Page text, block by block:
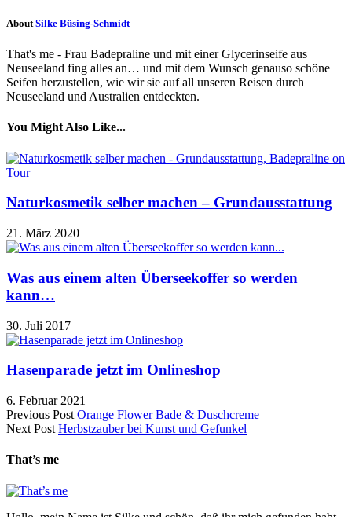
About Silke Büsing-Schmidt
That's me - Frau Badepraline und mit einer Glycerinseife aus
Neuseeland fing alles an… und mit dem Wunsch genauso schöne
Seifen herzustellen, wie wir sie auf all unseren Reisen durch
Neuseeland und Australien entdeckten.
You Might Also Like...
Naturkosmetik selber machen – Grundausstattung
21. März 2020
Was aus einem alten Überseekoffer so werden
kann…
30. Juli 2017
Hasenparade jetzt im Onlineshop
6. Februar 2021
Previous Post Orange Flower Bade & Duschcreme
Next Post Herbstzauber bei Kunst und Gefunkel
That’s me